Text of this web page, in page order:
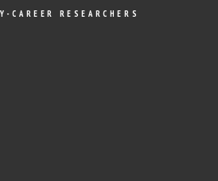
CAREER RESEARCHERS